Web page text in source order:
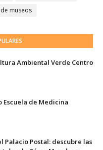
de museos
Ambiental Verde Centro
Escuela de Medicina
Palacio Postal: descubre las